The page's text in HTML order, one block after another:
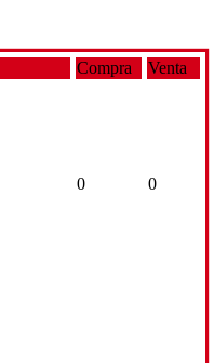
Compra Venta
0 0